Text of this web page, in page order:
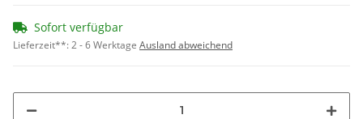
Sofort verfügbar
Lieferzeit**:2 - 6 Werktage Ausland abweichend